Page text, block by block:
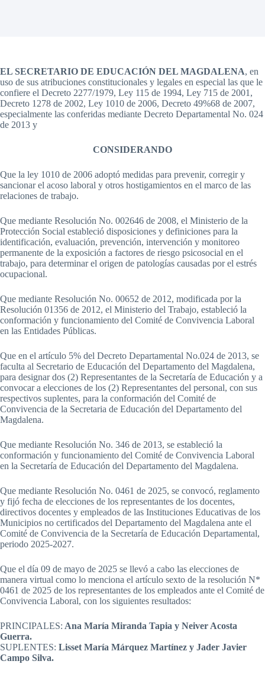
EL SECRETARIO DE EDUCACIÓN DEL MAGDALENA, en
uso de sus atribuciones constitucionales y legales en especial las que le
confiere el Decreto 2277/1979, Ley 115 de 1994, Ley 715 de 2001,
Decreto 1278 de 2002, Ley 1010 de 2006, Decreto 49%68 de 2007,
especialmente las conferidas mediante Decreto Departamental No. 024
de 2013 y
CONSIDERANDO
Que la ley 1010 de 2006 adoptó medidas para prevenir, corregir y
sancionar el acoso laboral y otros hostigamientos en el marco de las
relaciones de trabajo.
Que mediante Resolución No. 002646 de 2008, el Ministerio de la
Protección Social estableció disposiciones y definiciones para la
identificación, evaluación, prevención, intervención y monitoreo
permanente de la exposición a factores de riesgo psicosocial en el
trabajo, para determinar el origen de patologías causadas por el estrés
ocupacional.
Que mediante Resolución No. 00652 de 2012, modificada por la
Resolución 01356 de 2012, el Ministerio del Trabajo, estableció la
conformación y funcionamiento del Comité de Convivencia Laboral
en las Entidades Públicas.
Que en el artículo 5% del Decreto Departamental No.024 de 2013, se
faculta al Secretario de Educación del Departamento del Magdalena,
para designar dos (2) Representantes de la Secretaría de Educación y a
convocar a elecciones de los (2) Representantes del personal, con sus
respectivos suplentes, para la conformación del Comité de
Convivencia de la Secretaria de Educación del Departamento del
Magdalena.
Que mediante Resolución No. 346 de 2013, se estableció la
conformación y funcionamiento del Comité de Convivencia Laboral
en la Secretaría de Educación del Departamento del Magdalena.
Que mediante Resolución No. 0461 de 2025, se convocó, reglamento
y fijó fecha de elecciones de los representantes de los docentes,
directivos docentes y empleados de las Instituciones Educativas de los
Municipios no certificados del Departamento del Magdalena ante el
Comité de Convivencia de la Secretaría de Educación Departamental,
periodo 2025-2027.
Que el día 09 de mayo de 2025 se llevó a cabo las elecciones de
manera virtual como lo menciona el artículo sexto de la resolución N*
0461 de 2025 de los representantes de los empleados ante el Comité de
Convivencia Laboral, con los siguientes resultados:
PRINCIPALES: Ana María Miranda Tapia y Neiver Acosta
Guerra.
SUPLENTES: Lisset María Márquez Martínez y Jader Javier
Campo Silva.